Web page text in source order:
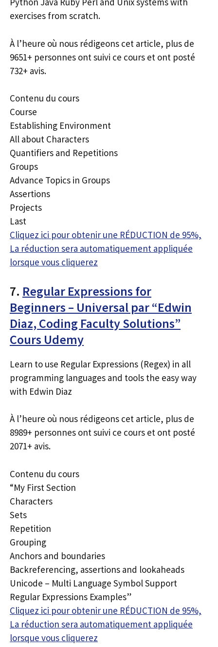
exercises from scratch.
À l’heure où nous rédigeons cet article, plus de
9651+ personnes ont suivi ce cours et ont posté
732+ avis.
Contenu du cours
Course
Establishing Environment
All about Characters
Quantifiers and Repetitions
Groups
Advance Topics in Groups
Assertions
Projects
Last
Cliquez ici pour obtenir une RÉDUCTION de 95%,
La réduction sera automatiquement appliquée
lorsque vous cliquerez
7. Regular Expressions for
Beginners – Universal par “Edwin
Diaz, Coding Faculty Solutions”
Cours Udemy
Learn to use Regular Expressions (Regex) in all
programming languages and tools the easy way
with Edwin Diaz
À l’heure où nous rédigeons cet article, plus de
8989+ personnes ont suivi ce cours et ont posté
2071+ avis.
Contenu du cours
“My First Section
Characters
Sets
Repetition
Grouping
Anchors and boundaries
Backreferencing, assertions and lookaheads
Unicode – Multi Language Symbol Support
Regular Expressions Examples”
Cliquez ici pour obtenir une RÉDUCTION de 95%,
La réduction sera automatiquement appliquée
lorsque vous cliquerez